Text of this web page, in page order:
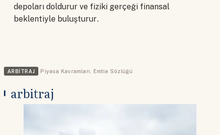
depoları doldurur ve fiziki gerçeği finansal
beklentiyle buluşturur.
ARBITRAJ Piyasa Kavramları, Emtia Sözlüğü
arbitraj